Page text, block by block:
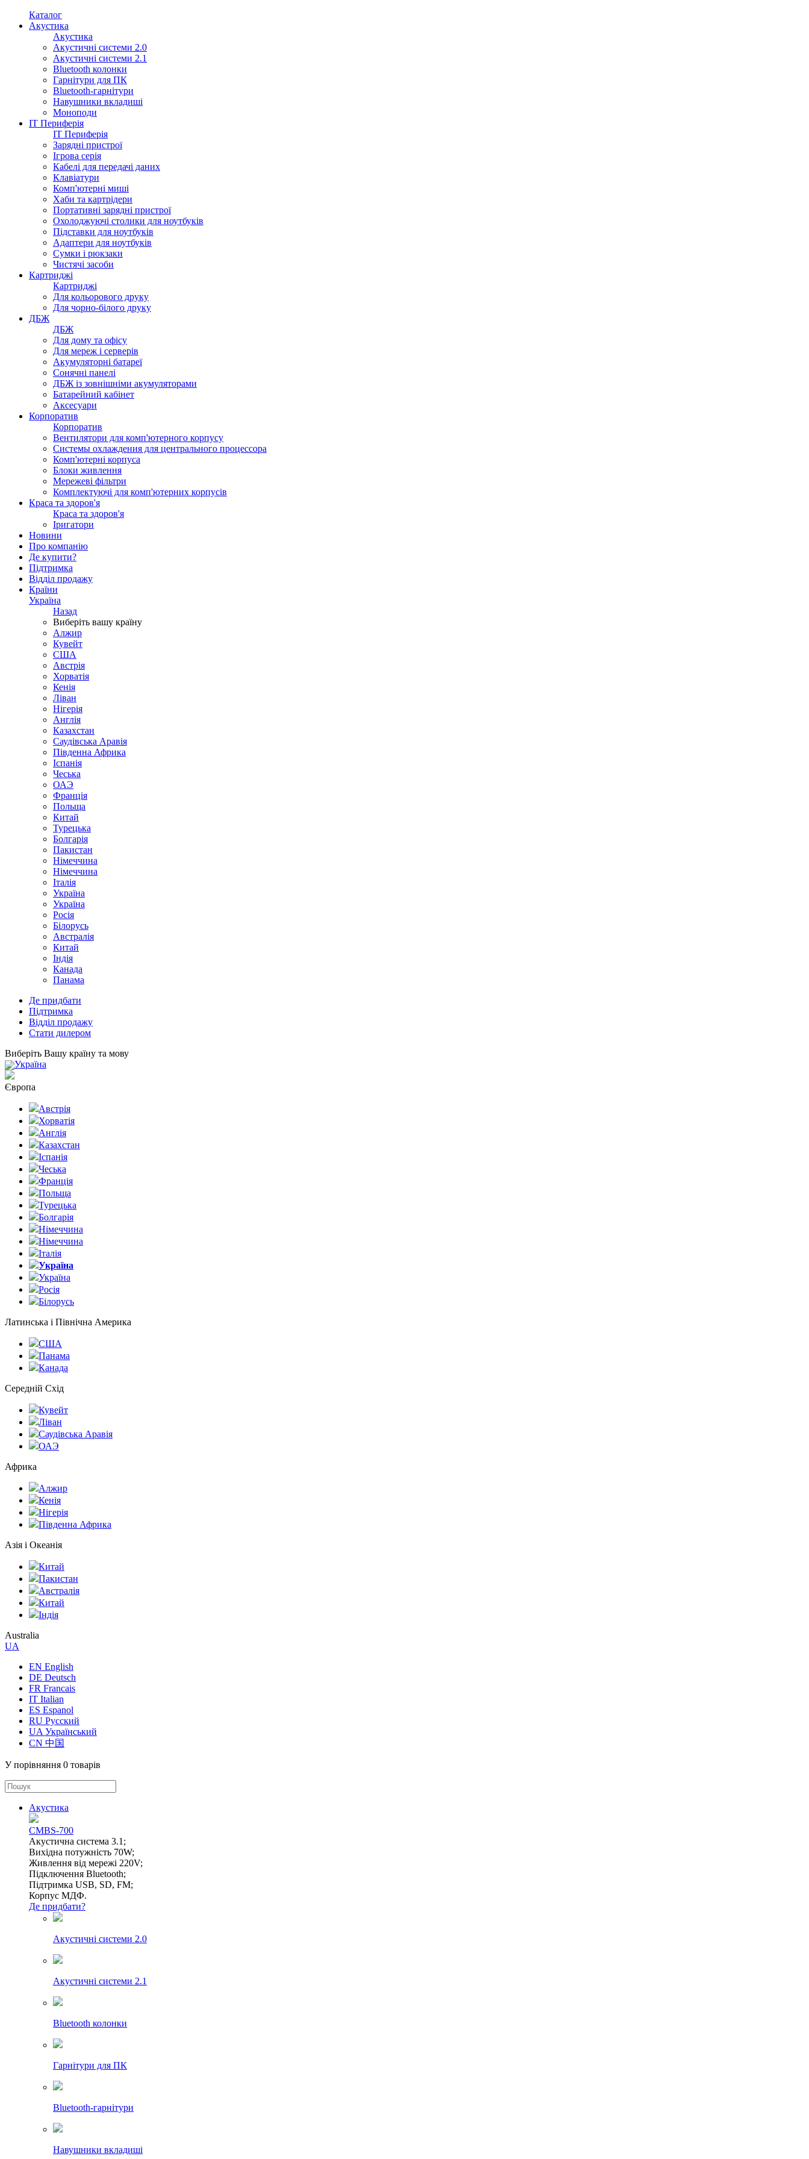
Каталог
Акустика
Акустика
Акустичні системи 2.0
Акустичні системи 2.1
Bluetooth колонки
Гарнітури для ПК
Bluetooth-гарнітури
Навушники вкладиші
Моноподи
IT Периферія
IT Периферія
Зарядні пристрої
Ігрова серія
Кабелі для передачі даних
Клавіатури
Комп'ютерні миші
Хаби та картрідери
Портативні зарядні пристрої
Охолоджуючі столики для ноутбуків
Підставки для ноутбуків
Адаптери для ноутбуків
Сумки і рюкзаки
Чистячі засоби
Картриджі
Картриджі
Для кольорового друку
Для чорно-білого друку
ДБЖ
ДБЖ
Для дому та офісу
Для мереж і серверів
Акумуляторні батареї
Сонячні панелі
ДБЖ із зовнішніми акумуляторами
Батарейний кабінет
Аксесуари
Корпоратив
Корпоратив
Вентилятори для комп'ютерного корпусу
Системы охлаждения для центрального процессора
Комп'ютерні корпуса
Блоки живлення
Мережеві фільтри
Комплектуючі для комп'ютерних корпусів
Краса та здоров'я
Краса та здоров'я
Іригатори
Новини
Про компанію
Де купити?
Підтримка
Відділ продажу
Країни
Україна
Назад
Виберіть вашу країну
Алжир
Кувейт
США
Австрія
Хорватія
Кенія
Ліван
Нігерія
Англія
Казахстан
Саудівська Аравія
Південна Африка
Іспанія
Чеська
ОАЭ
Франція
Польща
Китай
Турецька
Болгарія
Пакистан
Німеччина
Німеччина
Італія
Україна
Україна
Росія
Білорусь
Австралія
Китай
Індія
Канада
Панама
Де придбати
Підтримка
Відділ продажу
Стати дилером
Виберіть Вашу країну та мову
Україна
Європа
Австрія
Хорватія
Англія
Казахстан
Іспанія
Чеська
Франція
Польща
Турецька
Болгарія
Німеччина
Німеччина
Італія
Україна
Україна
Росія
Білорусь
Латинська і Північна Америка
США
Панама
Канада
Середній Схід
Кувейт
Ліван
Саудівська Аравія
ОАЭ
Африка
Алжир
Кенія
Нігерія
Південна Африка
Азія і Океанія
Китай
Пакистан
Австралія
Китай
Індія
Australia
UA
EN English
DE Deutsch
FR Francais
IT Italian
ES Espanol
RU Русский
UA Український
CN 中国
У порівняння 0 товарів
Акустика
CMBS-700
Акустична система 3.1;
Вихідна потужність 70W;
Живлення від мережі 220V;
Підключення Bluetooth;
Підтримка USB, SD, FM;
Корпус МДФ.
Де придбати?
Акустичні системи 2.0
Акустичні системи 2.1
Bluetooth колонки
Гарнітури для ПК
Bluetooth-гарнітури
Навушники вкладиші